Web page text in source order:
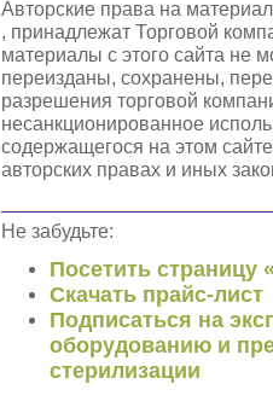
Авторские права на
, принадлежат Торговой
материалы с этого сайта не
переизданы, сохранены,
разрешения торговой
несанкционированное
содержащегося на этом
авторских правах и иных
Не забудьте:
Посетить страницу
Скачать прайс-лист
Подписаться на
оборудованию и
стерилизации